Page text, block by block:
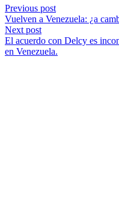
Previous post
Vuelven a Venezuela: ¿a
Next post
El acuerdo con Delcy es
en Venezuela.